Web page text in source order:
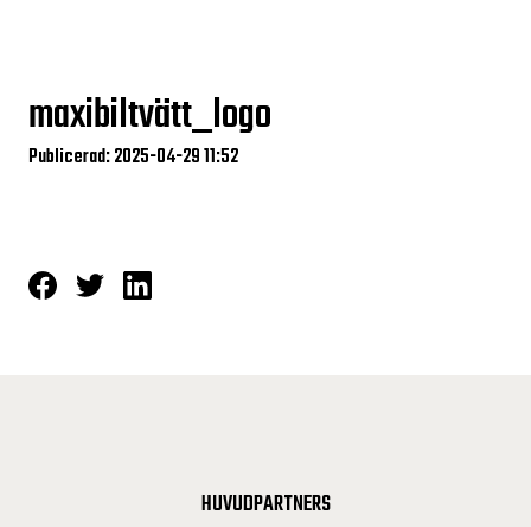
maxibiltvätt_logo
Publicerad: 2025-04-29 11:52
HUVUDPARTNERS